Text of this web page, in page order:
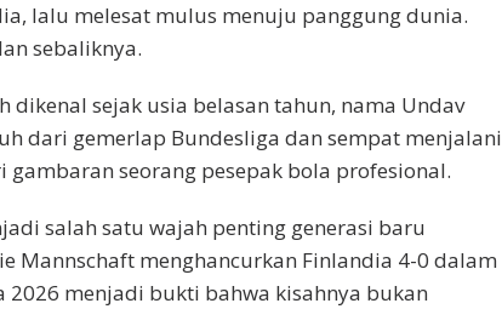
lalu melesat mulus menuju panggung dunia.
sebaliknya.
dikenal sejak usia belasan tahun, nama Undav
dari gemerlap Bundesliga dan sempat menjalani
seorang pesepak bola profesional.
salah satu wajah penting generasi baru
Mannschaft menghancurkan Finlandia 4-0 dalam
2026 menjadi bukti bahwa kisahnya bukan